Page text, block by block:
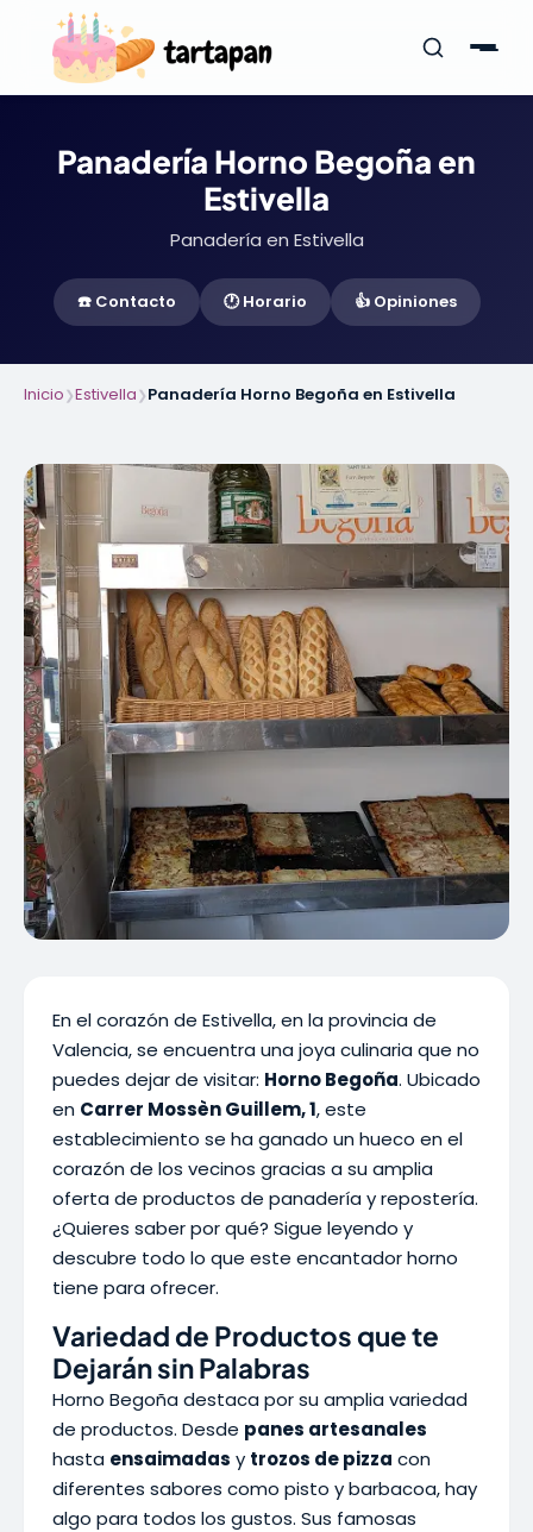
Panadería Horno Begoña en
Estivella
Panadería en Estivella
☎️ Contacto 🕐 Horario 👍 Opiniones
Inicio❯Estivella❯Panadería Horno Begoña en Estivella
En el corazón de Estivella, en la provincia de
Valencia, se encuentra una joya culinaria que no
puedes dejar de visitar: Horno Begoña. Ubicado
en Carrer Mossèn Guillem, 1, este
establecimiento se ha ganado un hueco en el
corazón de los vecinos gracias a su amplia
oferta de productos de panadería y repostería.
¿Quieres saber por qué? Sigue leyendo y
descubre todo lo que este encantador horno
tiene para ofrecer.
Variedad de Productos que te
Dejarán sin Palabras
Horno Begoña destaca por su amplia variedad
de productos. Desde panes artesanales
hasta ensaimadas y trozos de pizza con
diferentes sabores como pisto y barbacoa, hay
algo para todos los gustos. Sus famosas